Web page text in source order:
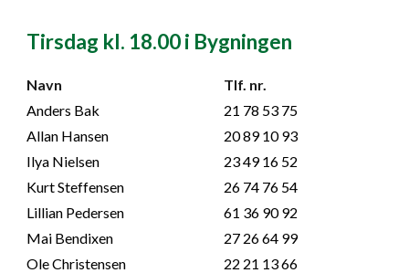
Tirsdag kl. 18.00 i Bygningen
Navn
Tlf. nr.
Anders Bak
21 78 53 75
Allan Hansen
20 89 10 93
Ilya Nielsen
23 49 16 52
Kurt Steffensen
26 74 76 54
Lillian Pedersen
61 36 90 92
Mai Bendixen
27 26 64 99
Ole Christensen
22 21 13 66